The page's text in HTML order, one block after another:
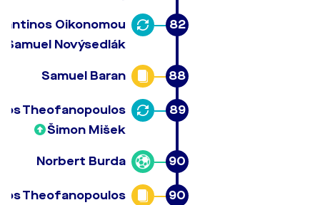
82
Oikonomou
Samuel Novýsedlák
88
Samuel Baran
89
Theofanopoulos
Šimon Mišek
90
Norbert Burda
90
Theofanopoulos